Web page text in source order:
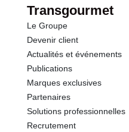
dont Sucres
Fibres
Protéines
Sel
Transgourmet
Le Groupe
Devenir client
Actualités et événements
Publications
Marques exclusives
Partenaires
Solutions professionnelles
Recrutement